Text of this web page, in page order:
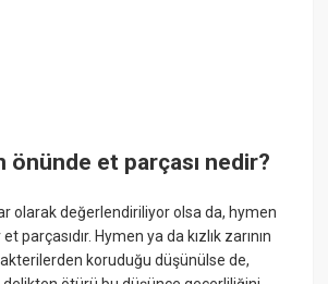
önünde et parçası nedir?
olarak değerlendiriliyor olsa da, hymen
parçasıdır. Hymen ya da kızlık zarının
koruduğu düşünülse de,